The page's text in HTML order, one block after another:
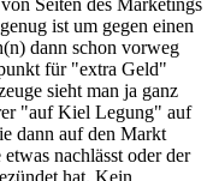
ist um gegen einen
dann schon vorweg
für "extra Geld"
sieht man ja ganz
"auf Kiel Legung" auf
dann auf den Markt
nachlässt oder der
hat. Kein